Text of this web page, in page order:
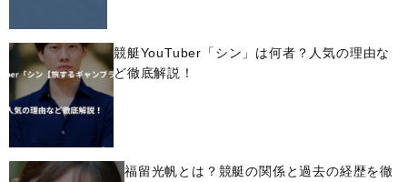
競艇YouTuber「シン」は何者？人気の理由な
ど徹底解説！
福留光帆とは？競艇の関係と過去の経歴を徹